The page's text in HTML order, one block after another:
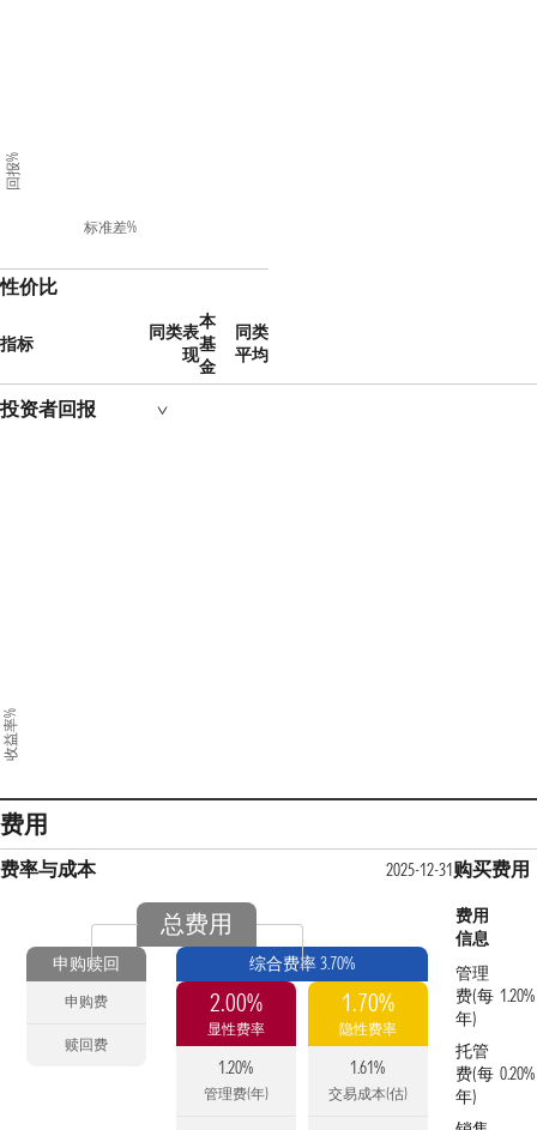
标准差%
回报%
性价比
指标
同类表
现
本
基
金
同类
平均
投资者回报
收益率%
费用
费率与成本 2025-12-31
总费用
申购赎回
申购费
赎回费
综合费率 3.70%
2.00%
显性费率
1.20%
管理费(年)
1.70%
隐性费率
1.61%
交易成本(估)
购买费用
费用
信息
管理
费(每
年)
1.20%
托管
费(每
年)
0.20%